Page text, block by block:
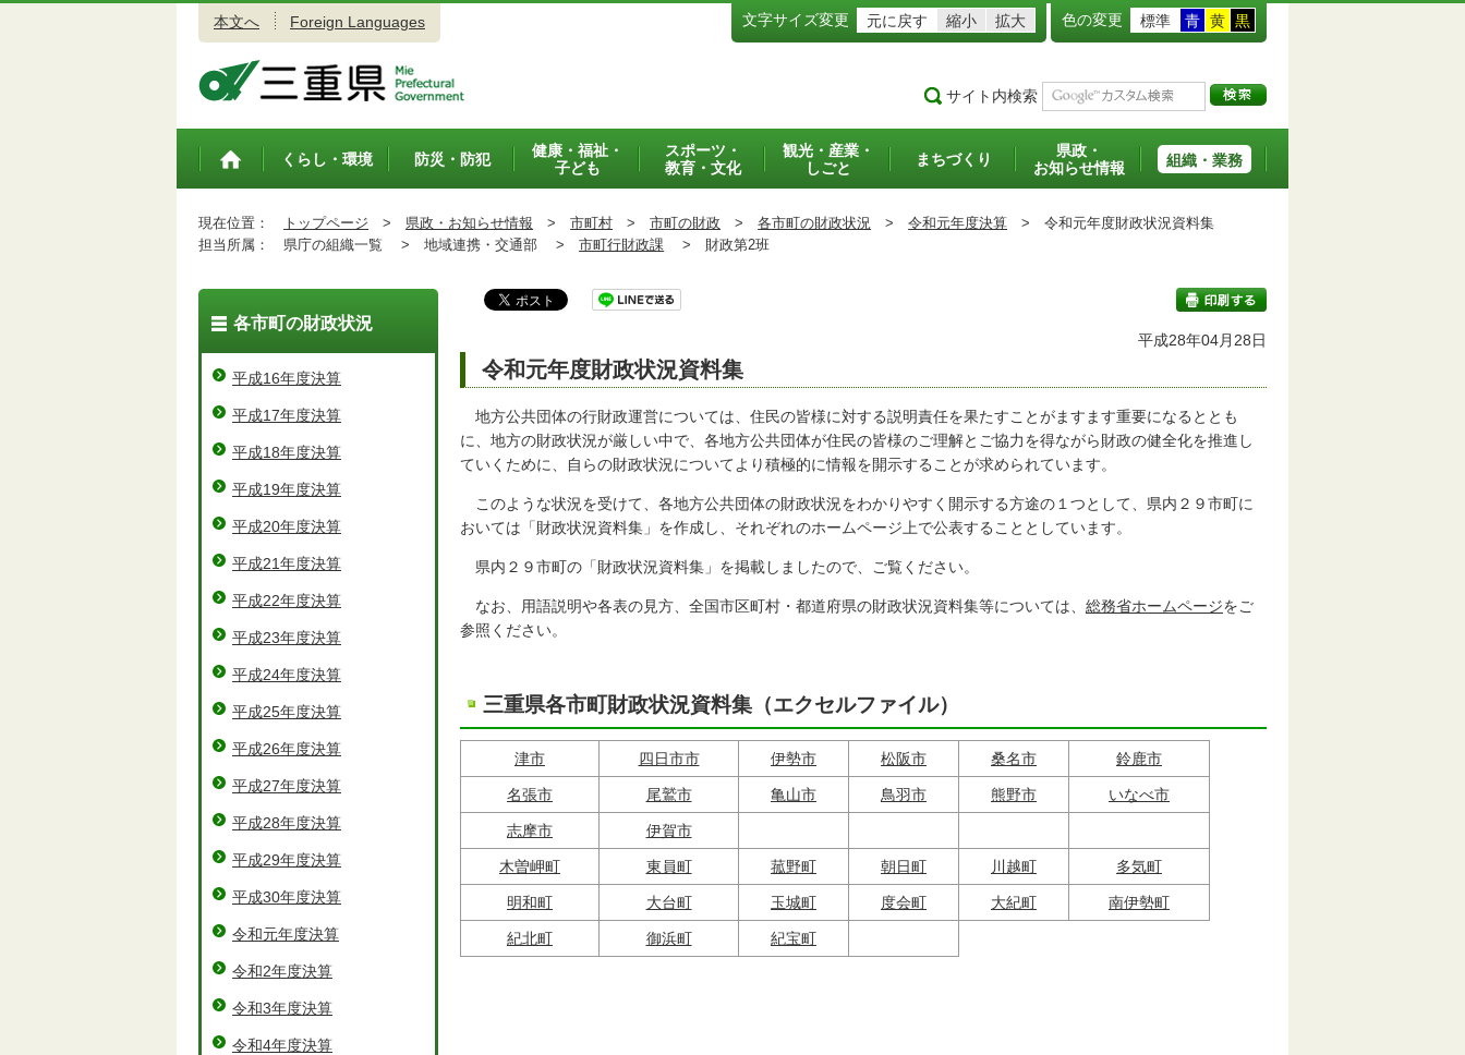
本文へ Foreign Languages 文字サイズ変更 元に戻す 縮小 拡大 色の変更 標準 青 黄 黒
サイト内検索
トップペ
くらし・環境 防災・防犯
健康・福祉・
子ども
スポーツ・
教育・文化
観光・産業・
しごと
まちづくり
県政・
お知らせ情報
組織・業務
現在位置： トップページ > 県政・お知らせ情報 > 市町村 > 市町の財政 > 各市町の財政状況 > 令和元年度決算 > 令和元年度財政状況資料集
担当所属：
県庁の組織一覧 > 地域連携・交通部 > 市町行財政課 > 財政第2班
印刷する
平成28年04月28日
令和元年度財政状況資料集
地方公共団体の行財政運営については、住民の皆様に対する説明責任を果たすことがますます重要になるととも
に、地方の財政状況が厳しい中で、各地方公共団体が住民の皆様のご理解とご協力を得ながら財政の健全化を推進し
ていくために、自らの財政状況についてより積極的に情報を開示することが求められています。
このような状況を受けて、各地方公共団体の財政状況をわかりやすく開示する方途の１つとして、県内２９市町に
おいては「財政状況資料集」を作成し、それぞれのホームページ上で公表することとしています。
県内２９市町の「財政状況資料集」を掲載しましたので、ご覧ください。
なお、用語説明や各表の見方、全国市区町村・都道府県の財政状況資料集等については、 総務省ホームページをご
参照ください。
三重県各市町財政状況資料集（エクセルファイル）
津市 四日市市 伊勢市 松阪市 桑名市 鈴鹿市
名張市 尾鷲市 亀山市 鳥羽市 熊野市 いなべ市
志摩市 伊賀市
木曽岬町 東員町 菰野町 朝日町 川越町 多気町
明和町 大台町 玉城町 度会町 大紀町 南伊勢町
紀北町 御浜町 紀宝町
各市町の財政状況
平成16年度決算
平成17年度決算
平成18年度決算
平成19年度決算
平成20年度決算
平成21年度決算
平成22年度決算
平成23年度決算
平成24年度決算
平成25年度決算
平成26年度決算
平成27年度決算
平成28年度決算
平成29年度決算
平成30年度決算
令和元年度決算
令和2年度決算
令和3年度決算
令和4年度決算